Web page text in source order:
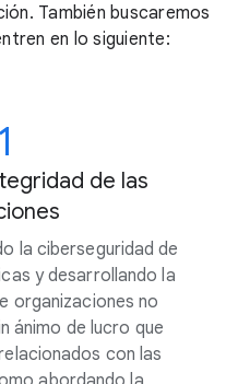
También buscaremos
en lo siguiente:
1
de las
la ciberseguridad de
y desarrollando la
organizaciones no
ánimo de lucro que
con las